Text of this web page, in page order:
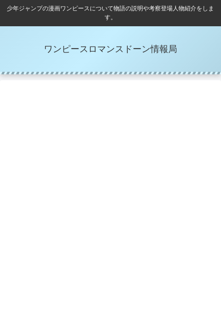
少年ジャンプの漫画ワンピースについて物語の説明や考察登場人物紹介をしま
す。
ワンピースロマンスドーン情報局